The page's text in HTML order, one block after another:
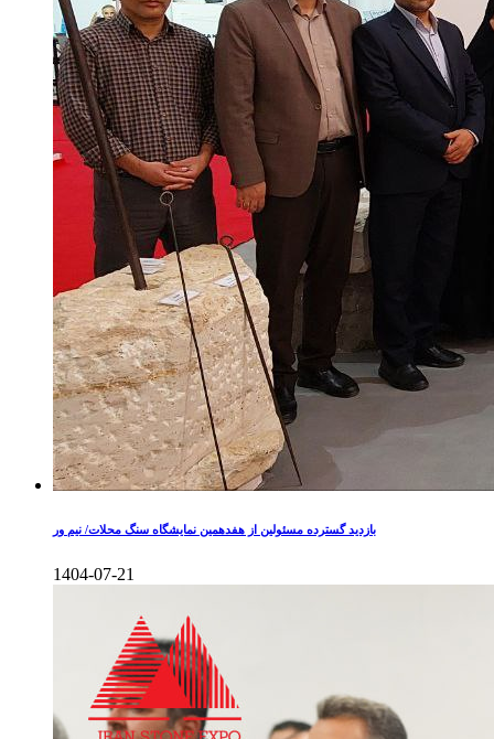
بازدید گسترده مسئولین از هفدهمین نمایشگاه سنگ محلات/ نیم ور
1404-07-21